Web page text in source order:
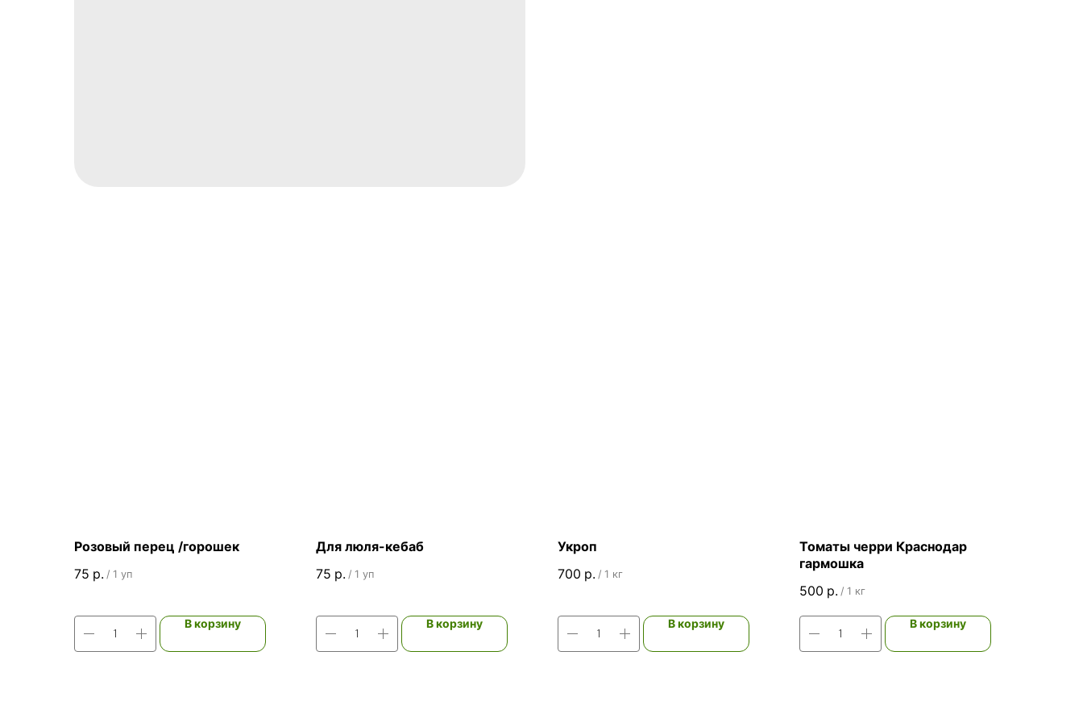
Розовый перец /горошек
75 р. / 1 уп
В корзину
Для люля-кебаб
75 р. / 1 уп
В корзину
Укроп
700 р. / 1 кг
В корзину
Томаты черри Краснодар
гармошка
500 р. / 1 кг
В корзину